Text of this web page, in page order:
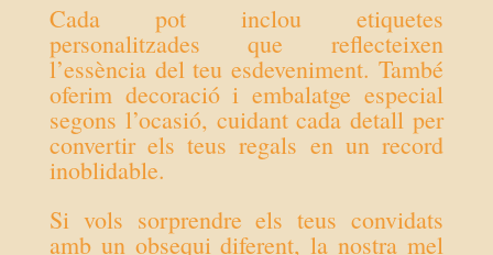
Cada pot inclou etiquetes
personalitzades que reflecteixen
l’essència del teu esdeveniment. També
oferim decoració i embalatge especial
segons l’ocasió, cuidant cada detall per
convertir els teus regals en un record
inoblidable.
Si vols sorprendre els teus convidats
amb un obsequi diferent, la nostra mel